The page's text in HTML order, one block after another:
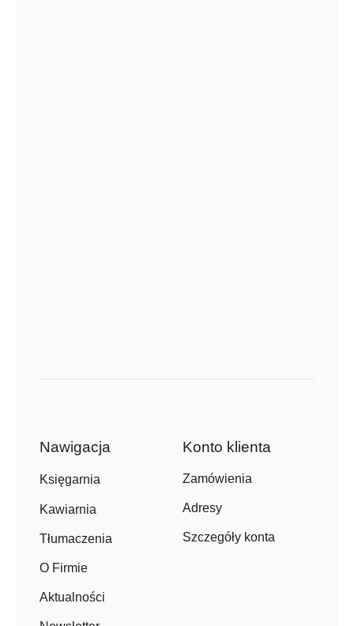
Nawigacja
Księgarnia
Kawiarnia
Tłumaczenia
O Firmie
Aktualności
Konto klienta
Zamówienia
Adresy
Szczegóły konta